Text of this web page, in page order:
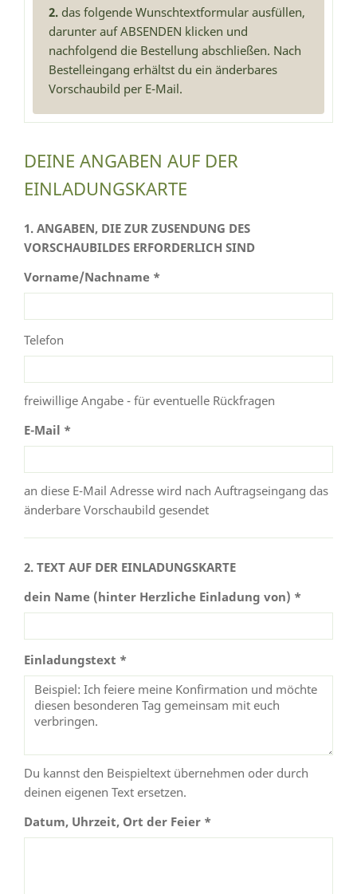
2. das folgende Wunschtextformular ausfüllen,
darunter auf ABSENDEN klicken und
nachfolgend die Bestellung abschließen. Nach
Bestelleingang erhältst du ein änderbares
Vorschaubild per E-Mail.
DEINE ANGABEN AUF DER
EINLADUNGSKARTE
1. ANGABEN, DIE ZUR ZUSENDUNG DES
VORSCHAUBILDES ERFORDERLICH SIND
Vorname/Nachname *
Telefon
freiwillige Angabe - für eventuelle Rückfragen
E-Mail *
an diese E-Mail Adresse wird nach Auftragseingang das
änderbare Vorschaubild gesendet
2. TEXT AUF DER EINLADUNGSKARTE
dein Name (hinter Herzliche Einladung von) *
Einladungstext *
Du kannst den Beispieltext übernehmen oder durch
deinen eigenen Text ersetzen.
Datum, Uhrzeit, Ort der Feier *